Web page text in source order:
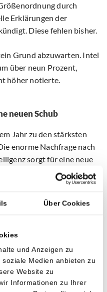
Über Cookies
und Anzeigen zu
Medien anbieten zu
Website zu
Informationen zu Ihrer
durch
Erklärungen der
Diese fehlen bisher.
Grund abzuwarten. Intel
über neun Prozent,
höher notierte.
neuen Schub
Jahr zu den stärksten
enorme Nachfrage nach
sorgt für eine neue
Anleger bereit, auch
waren, eine neue
zu einem bedeutenden
Chips zu entwickeln,
asiatischen Akteuren